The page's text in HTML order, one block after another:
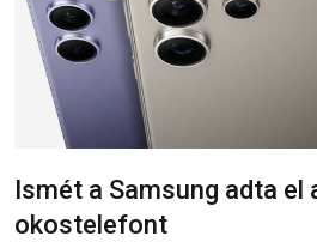
Ismét a Samsung adta el
okostelefont